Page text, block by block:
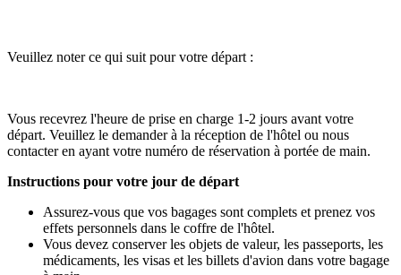
Veuillez noter ce qui suit pour votre départ :
Vous recevrez l'heure de prise en charge 1-2 jours avant votre
départ. Veuillez le demander à la réception de l'hôtel ou nous
contacter en ayant votre numéro de réservation à portée de main.
Instructions pour votre jour de départ
Assurez-vous que vos bagages sont complets et prenez vos
effets personnels dans le coffre de l'hôtel.
Vous devez conserver les objets de valeur, les passeports, les
médicaments, les visas et les billets d'avion dans votre bagage